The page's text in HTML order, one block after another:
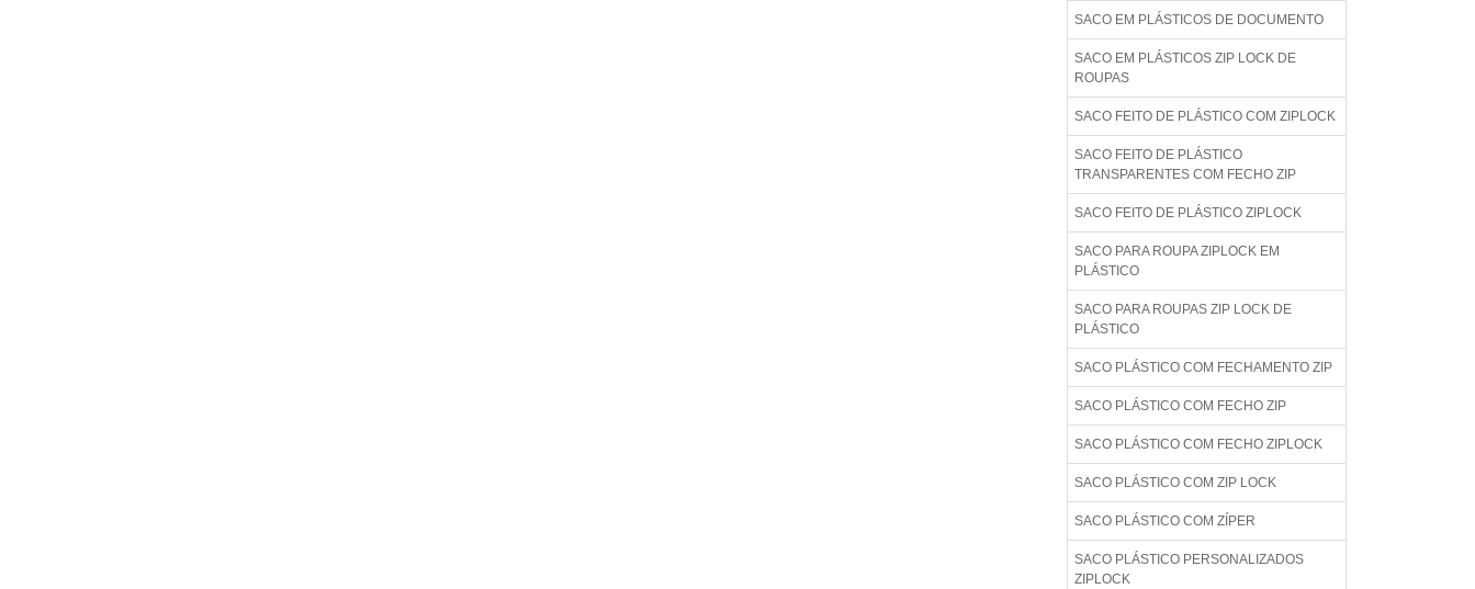
SACO EM PLÁSTICOS DE DOCUMENTO
SACO EM PLÁSTICOS ZIP LOCK DE
ROUPAS
SACO FEITO DE PLÁSTICO COM ZIPLOCK
SACO FEITO DE PLÁSTICO
TRANSPARENTES COM FECHO ZIP
SACO FEITO DE PLÁSTICO ZIPLOCK
SACO PARA ROUPA ZIPLOCK EM
PLÁSTICO
SACO PARA ROUPAS ZIP LOCK DE
PLÁSTICO
SACO PLÁSTICO COM FECHAMENTO ZIP
SACO PLÁSTICO COM FECHO ZIP
SACO PLÁSTICO COM FECHO ZIPLOCK
SACO PLÁSTICO COM ZIP LOCK
SACO PLÁSTICO COM ZÍPER
SACO PLÁSTICO PERSONALIZADOS
ZIPLOCK